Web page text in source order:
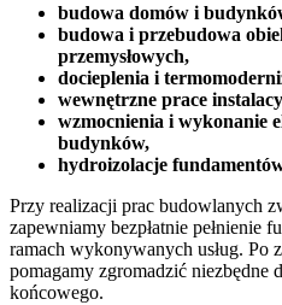
budowa domów i
budowa i przebudowa
przemysłowych,
docieplenia i
wewnętrzne prace
wzmocnienia i wykonanie
budynków,
hydroizolacje
Przy realizacji prac budowlanych
zapewniamy bezpłatnie
ramach wykonywanych usług. Po
pomagamy zgromadzić niezbędne
końcowego.